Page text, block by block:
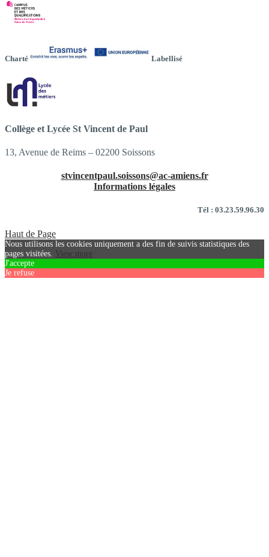
Charté Labellisé
Collège et Lycée St Vincent de Paul
13, Avenue de Reims – 02200 Soissons
stvincentpaul.soissons@ac-amiens.fr
Informations légales
Tél : 03.23.59.96.30
Haut de Page
Nous utilisons les cookies uniquement a des fin de suivis statistiques des
pages visitées. View more
J'accepte
Je refuse